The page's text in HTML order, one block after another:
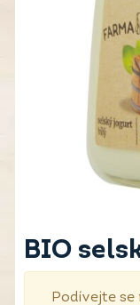
BIO
Podívejte se